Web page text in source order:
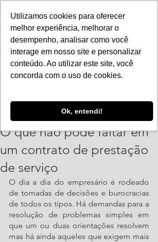
Utilizamos cookies para oferecer
melhor experiência, melhorar o
desempenho, analisar como você
interage em nosso site e personalizar
conteúdo. Ao utilizar este site, você
concorda com o uso de cookies.
Ok, entendi!
O que não pode faltar em
um contrato de prestação
de serviço
O dia a dia do empresário é rodeado
de tomadas de decisões e burocracias
de todos os tipos. Há demandas para a
resolução de problemas simples em
que um ou duas orientações resolvem
mas há ainda aqueles que exigem mais